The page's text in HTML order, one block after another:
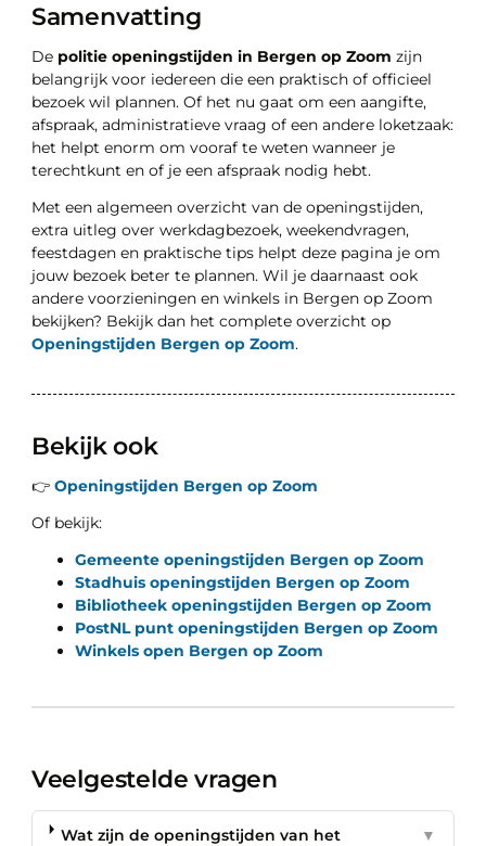
Samenvatting
De politie openingstijden in Bergen op Zoom zijn
belangrijk voor iedereen die een praktisch of officieel
bezoek wil plannen. Of het nu gaat om een aangifte,
afspraak, administratieve vraag of een andere loketzaak:
het helpt enorm om vooraf te weten wanneer je
terechtkunt en of je een afspraak nodig hebt.
Met een algemeen overzicht van de openingstijden,
extra uitleg over werkdagbezoek, weekendvragen,
feestdagen en praktische tips helpt deze pagina je om
jouw bezoek beter te plannen. Wil je daarnaast ook
andere voorzieningen en winkels in Bergen op Zoom
bekijken? Bekijk dan het complete overzicht op
Openingstijden Bergen op Zoom.
Bekijk ook
👉 Openingstijden Bergen op Zoom
Of bekijk:
Gemeente openingstijden Bergen op Zoom
Stadhuis openingstijden Bergen op Zoom
Bibliotheek openingstijden Bergen op Zoom
PostNL punt openingstijden Bergen op Zoom
Winkels open Bergen op Zoom
Veelgestelde vragen
Wat zijn de openingstijden van het
▼